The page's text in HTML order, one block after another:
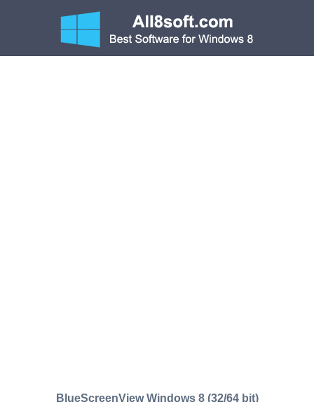
BlueScreenView Windows 8 (32/64 bit)